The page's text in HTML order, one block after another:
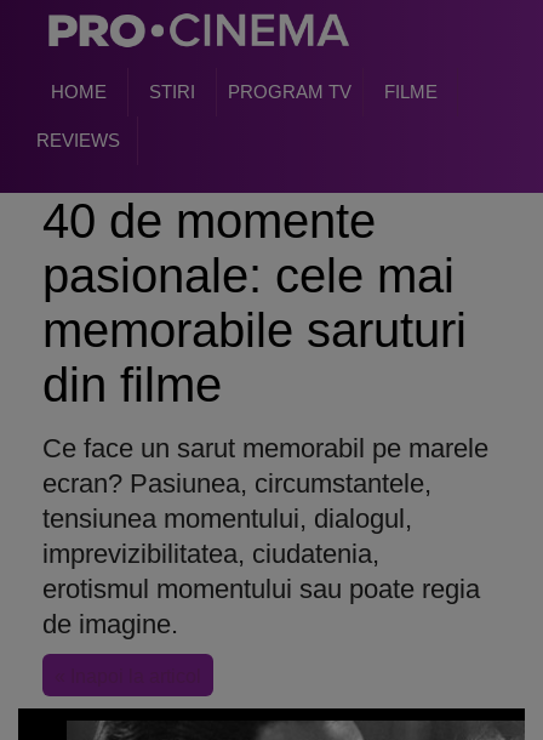
HOME STIRI PROGRAM TV FILME
REVIEWS
40 de momente
pasionale: cele mai
memorabile saruturi
din filme
Ce face un sarut memorabil pe marele
ecran? Pasiunea, circumstantele,
tensiunea momentului, dialogul,
imprevizibilitatea, ciudatenia,
erotismul momentului sau poate regia
de imagine.